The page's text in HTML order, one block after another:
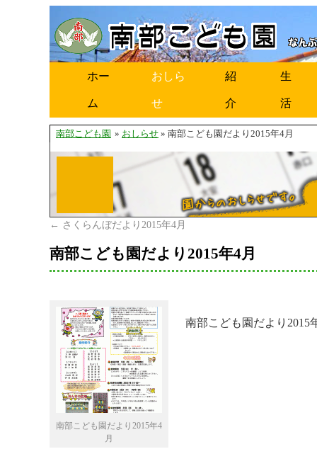
ホー
ム
おしら
せ
紹
介
生
活
南部こども園 » おしらせ » 南部こども園だより2015年4月
← さくらんぼだより2015年4月
南部こども園だより2015年4月
南部こども園だより2015年4
月
南部こども園だより2015